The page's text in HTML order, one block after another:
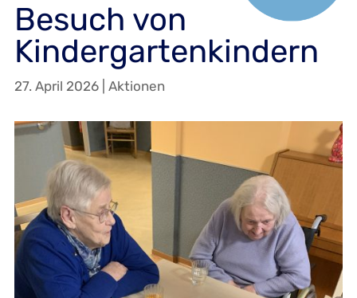
Besuch von
Kindergartenkindern
27. April 2026| Aktionen